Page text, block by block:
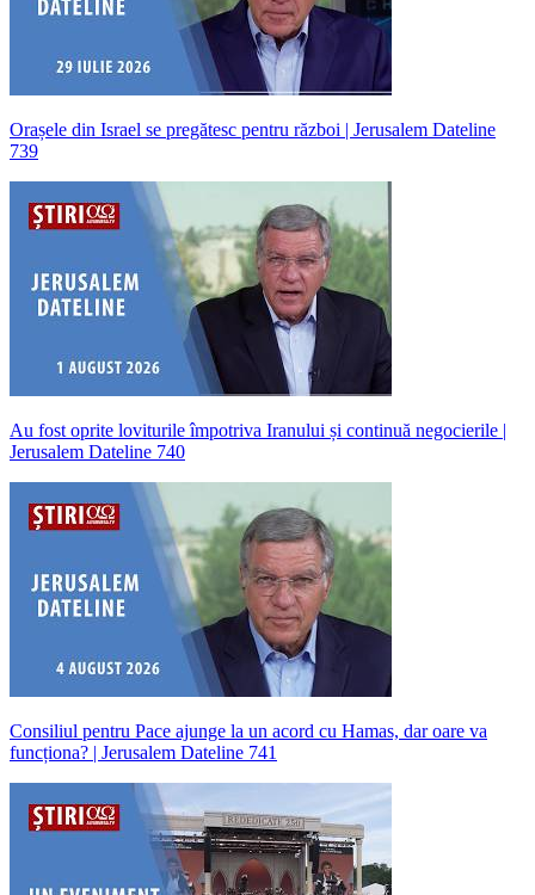
Orașele din Israel se pregătesc pentru război | Jerusalem Dateline
739
Au fost oprite loviturile împotriva Iranului și continuă negocierile |
Jerusalem Dateline 740
Consiliul pentru Pace ajunge la un acord cu Hamas, dar oare va
funcționa? | Jerusalem Dateline 741